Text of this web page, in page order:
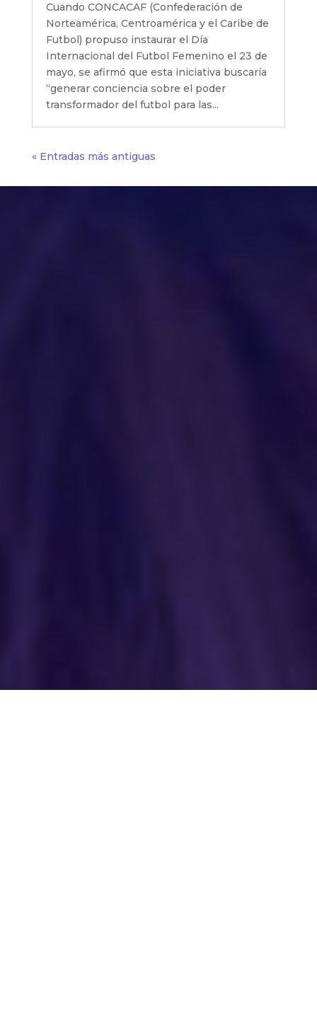
Cuando CONCACAF (Confederación de
Norteamérica, Centroamérica y el Caribe de
Futbol) propuso instaurar el Día
Internacional del Futbol Femenino el 23 de
mayo, se afirmó que esta iniciativa buscaría
“generar conciencia sobre el poder
transformador del futbol para las...
« Entradas más antiguas